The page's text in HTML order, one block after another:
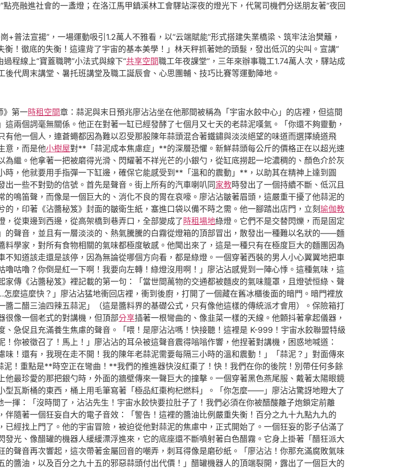
亮融進社會的一盞燈；在洛江馬甲鎮溪林工會驛站深夜的燈光下，代駕司機們分送朋友著“夜回
普法宣揚”，一場運動吸引1.2萬人不雅看，以“云端賦能”形式搭建失業橋梁、筑牢法治樊籬，
！徹底的失衡！這違背了宇宙的基本美學！」林天秤抓著她的頭髮，發出低沉的尖叫。宣講”
程線上“寶蓋職聘”小法式與線下“共享空間職工年夜課堂”，三年來辦事職工1.74萬人次，驛站成
代周末講堂、暑托班講堂及職工誕辰會、心思團輔、技巧比賽等運動陣地。
》第一時租空間章：蒜泥與末日預兆廖沾沾坐在他那間被稱為「宇宙水餃中心」的店裡，但這間
兩個詞毫無關係。他正在對著一缸已經發酵了七個月又七天的老蒜泥嘆氣。「你還不夠靈動，
他一個人，連蒼蠅都因為難以忍受那股陳年蒜頭混合著鐵鏽與淡淡絕望的味道而選擇繞道飛
意，而是他小樹屋對**「蒜泥成本焦慮症」**的深層恐懼。新鮮蒜頭每公斤的價格正在以超光速
為繼。他拿著一把被磨得光滑、閃耀著不祥光芒的小銀勺，從缸底撈起一坨濃稠的、顏色介於灰
，他就要用手指彈一下缸邊，確保它能感受到**「溫和的震動」**，以助其在精神上達到圓
一些不對勁的信號。首先是聲音。街上所有的汽車喇叭同家教時發出了一個持續不斷、低沉且
笛聲，而像是一個巨大的、消化不良的胃在哀嚎。廖沾沾皺著眉頭，這嚴重干擾了他蒜泥的
的，印著《沾醬秘笈》封面的皺衛生紙，塞進口袋以備不時之需。他一腳踏出店門，立刻 瑜伽教
從東邊到西邊，從高架橋到巷弄口，全部變成了 時租場地綠燈。它們不是交替閃爍，而是固定
的聲音，並且有一層淡淡的、熱氣騰騰的白霧從燈箱的頂部冒出，散發出一種難以名狀的——麵
學家，對所有食物相關的氣味都極度敏感。他聞出來了，這是一種只有在極度巨大的麵團因為
不知道該走還是該停，因為無論從哪個方向看，都是綠燈。一個穿著西裝的男人小心翼翼地把車
嚕咕嚕？你倒是紅一下啊！我要向左轉！綠燈沒用啊！」廖沾沾感覺到一陣心悸。這種氣味，這
傳《沾醬秘笈》裡記載的第一句：「當世間萬物的交通都被麵皮的氣味籠罩，且燈號恒綠、聲
麼這麼快？」廖沾沾猛地衝回店裡，衝到後廚，打開了一個藏在舊冰櫃後面的暗門。暗門裡放
二醋三油四辣五蒜泥」（這是醬料界的基礎公式，只有像他這樣的傳統派才會用）。保險箱打
很像一個老式的對講機，但頂部分享插著一根彎曲的、像韭菜一樣的天線。他顫抖著拿起儀器，
急促且充滿養生焦慮的聲音。「喂！是廖沾沾嗎！快接聽！這裡是 K-999！宇宙水餃聯盟特級
你被徵召了！馬上！」廖沾沾的耳朵被這聲音震得嗡嗡作響，他捏著對講機，困惑地喊道：
味！還有，我現在走不開！我的陳年老蒜泥需要每隔三小時的溫和震動！」「蒜泥？」對面傳來
！重點是**時空正在彎曲！**我們的推進器快沒紅棗了！快！我們在你的後院！別帶任何多餘
最珍愛的那把銀勺時，外面的牆壁傳來一聲巨大的撞擊。一個穿著黑色燕尾服、戴著太陽眼鏡
型瓦斯桶的東西，桶上用毛筆寫著「極品紅棗枸杞燃料」。「你怎麼——」廖沾沾驚訝地瞪大了
揮：「沒時間了，沾沾先生！宇宙水餃快要拉肚子了！我們必須在你被醋酸離子炮鎖定前離
隨著一個狂妄自大的電子音效：「警告！這裡的醬油比例嚴重失衡！百分之九十九點九九的
已經找上門了。他的宇宙冒險，被迫從他對蒜泥的焦慮中，正式開始了。一個狂妄的影子佔滿了
光、像醋罐的機器人緩緩漂浮進來，它的底座還不斷噴射著白色醋霧。它身上掛著「醋狂派大
聲音再次響起，這次帶著金屬回音的嘲弄，刺耳得像是磨砂紙。「廖沾沾！你那充滿腐敗氣味
醬油，以及百分之九十五的邪惡蒜頭付出代價！」醋罐機器人的頂端裂開，露出了一個巨大的